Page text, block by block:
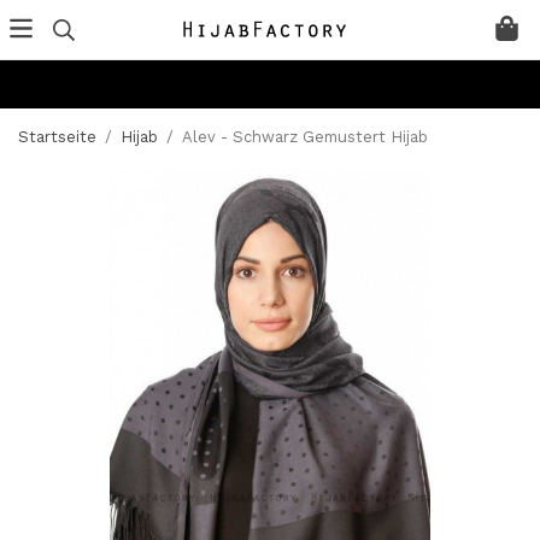
Startseite / Hijab / Alev - Schwarz Gemustert Hijab